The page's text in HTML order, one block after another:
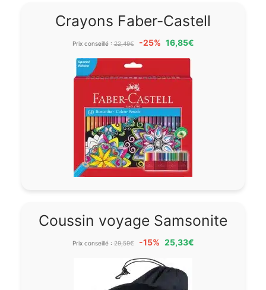
Crayons Faber-Castell
Prix conseillé :22,49€ -25% 16,85€
Coussin voyage Samsonite
Prix conseillé :29,59€ -15% 25,33€